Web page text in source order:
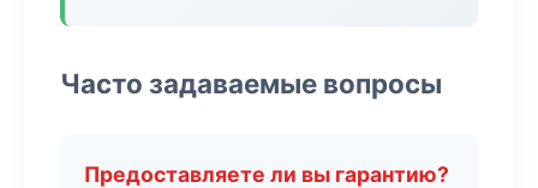
Часто задаваемые вопросы
Предоставляете ли вы гарантию?